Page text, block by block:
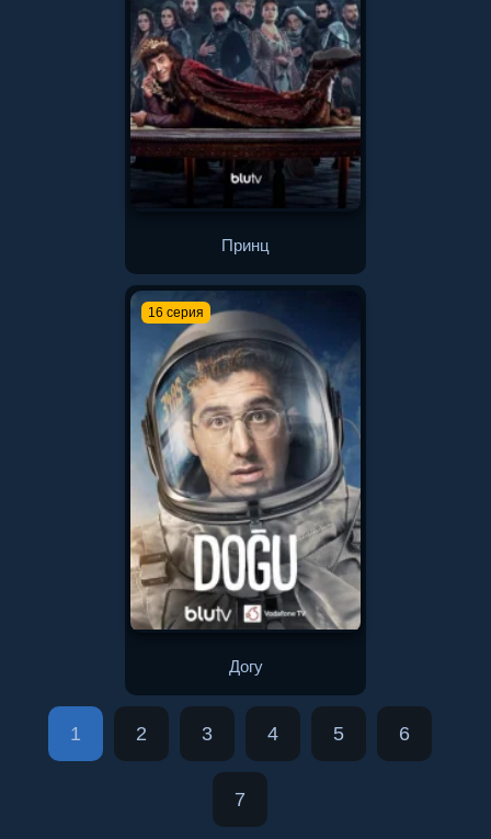
Принц
16 серия
Догу
1 2 3 4 5 6
7